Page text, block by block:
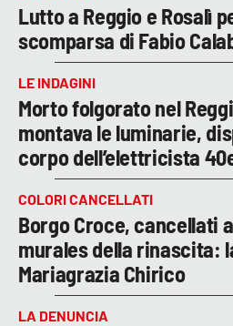
Lutto a Reggio e Rosalì
scomparsa di Fabio
LE INDAGINI
Morto folgorato nel
montava le luminarie,
corpo dell’elettricista
COLORI CANCELLATI
Borgo Croce, cancellati
murales della rinascita:
Mariagrazia Chirico
LA DENUNCIA